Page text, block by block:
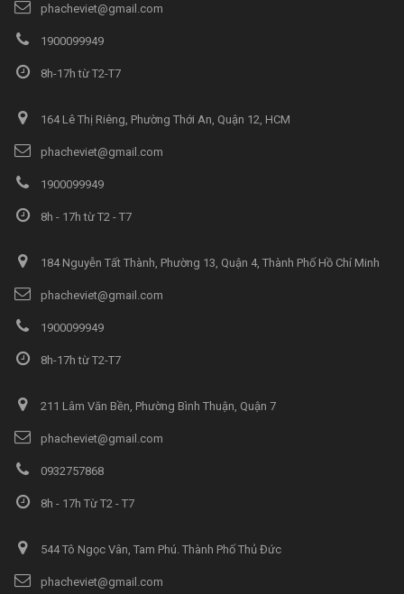
phacheviet@gmail.com
1900099949
8h-17h từ T2-T7
164 Lê Thị Riêng, Phường Thới An, Quận 12, HCM
phacheviet@gmail.com
1900099949
8h - 17h từ T2 - T7
184 Nguyễn Tất Thành, Phường 13, Quận 4, Thành Phố Hồ Chí Minh
phacheviet@gmail.com
1900099949
8h-17h từ T2-T7
211 Lâm Văn Bền, Phường Bình Thuận, Quận 7
phacheviet@gmail.com
0932757868
8h - 17h Từ T2 - T7
544 Tô Ngọc Vân, Tam Phú. Thành Phố Thủ Đức
phacheviet@gmail.com